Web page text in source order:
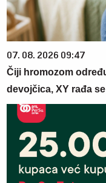
07. 08. 2026 09:47
Čiji hromozom
devojčica, XY rađa